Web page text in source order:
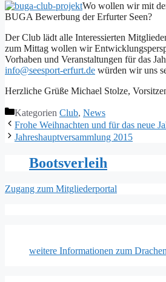
Wo wollen wir mit
BUGA Bewerbung der Erfurter Seen?
Der Club lädt alle Interessierten
zum Mittag wollen wir
Vorhaben und Veranstaltungen für das
info@seesport-erfurt.de würden wir uns
Herzliche Grüße Michael Stolze,
Kategorien Club, News
Frohe Weihnachten und für das neue
Jahreshauptversammlung 2015
Bootsverleih
Zugang zum Mitgliederportal
weitere Informationen zum